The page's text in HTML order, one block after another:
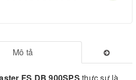
Mô tả
FS DB 900SPS thực sự là